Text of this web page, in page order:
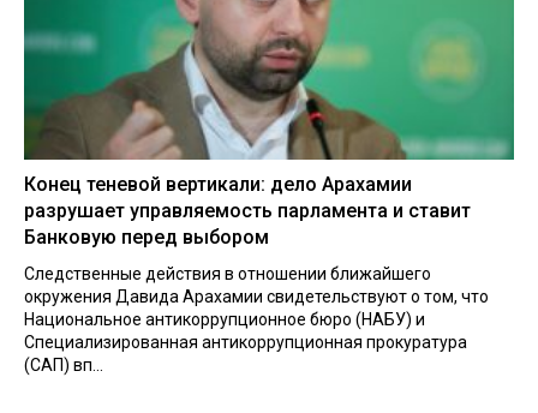
Конец теневой вертикали: дело Арахамии
разрушает управляемость парламента и ставит
Банковую перед выбором
Следственные действия в отношении ближайшего
окружения Давида Арахамии свидетельствуют о том, что
Национальное антикоррупционное бюро (НАБУ) и
Специализированная антикоррупционная прокуратура
(САП) вп...